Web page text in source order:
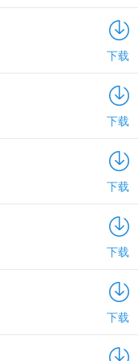
下载
下载
下载
下载
下载